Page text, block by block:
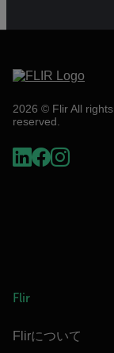
2026 © Flir All rights
reserved.
Flir
Flirについて